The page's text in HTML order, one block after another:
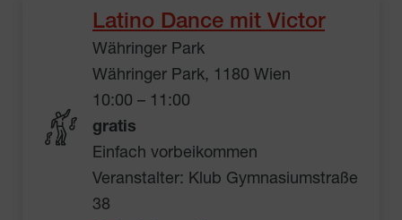
Latino Dance mit Victor
Währinger Park
Währinger Park, 1180 Wien
10:00 – 11:00
gratis
Einfach vorbeikommen
Veranstalter: Klub Gymnasiumstraße
38